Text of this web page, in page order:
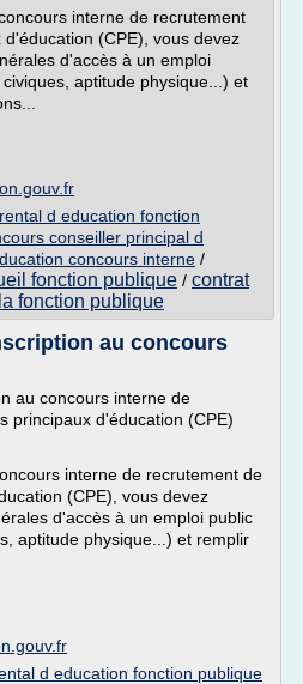
interne de recrutement
(CPE), vous devez
d'accès à un emploi
aptitude physique...) et
d education fonction
conseiller principal d
concours interne /
fonction publique / contrat
fonction publique
au concours
au concours interne de
principaux d'éducation (CPE)
interne de recrutement de
(CPE), vous devez
d'accès à un emploi public
aptitude physique...) et remplir
d education fonction publique